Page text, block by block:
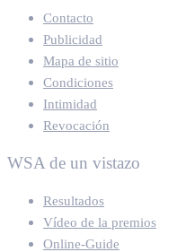
Contacto
Publicidad
Mapa de sitio
Condiciones
Intimidad
Revocación
WSA de un vistazo
Resultados
Vídeo de la premios
Online-Guide